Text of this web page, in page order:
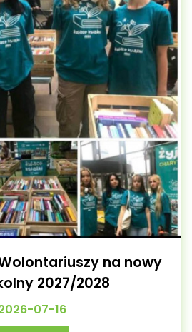
na nowy
2027/2028
07-16